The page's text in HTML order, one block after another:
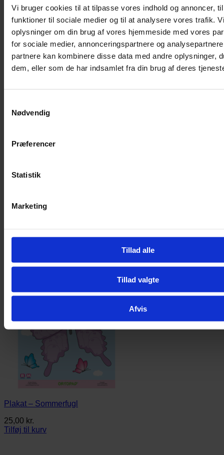
Vi bruger cookies til at tilpasse vores indhold og annoncer,
funktioner til sociale medier og til at analysere vores trafik.
oplysninger om din brug af vores hjemmeside med vores
for sociale medier, annonceringspartnere og
partnere kan kombinere disse data med andre oplysninger,
dem, eller som de har indsamlet fra din brug af deres
Nødvendig
Præferencer
Statistik
Marketing
Tillad alle
Tillad valgte
Afvis
Plakat – Brandbil
25,00kr.
Tilføj til kurv
Plakat – Sommerfugl
25,00 kr.
Tilføj til kurv